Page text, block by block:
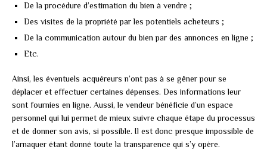
De la procédure d’estimation du bien à vendre ;
Des visites de la propriété par les potentiels acheteurs ;
De la communication autour du bien par des annonces en ligne ;
Etc.
Ainsi, les éventuels acquéreurs n’ont pas à se gêner pour se
déplacer et effectuer certaines dépenses. Des informations leur
sont fournies en ligne. Aussi, le vendeur bénéficie d’un espace
personnel qui lui permet de mieux suivre chaque étape du processus
et de donner son avis, si possible. Il est donc presque impossible de
l’arnaquer étant donné toute la transparence qui s’y opère.